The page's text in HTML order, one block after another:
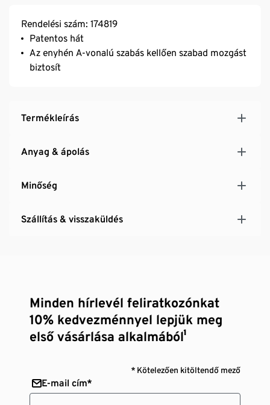
Rendelési szám: 174819
Patentos hát
Az enyhén A-vonalú szabás kellően szabad mozgást
biztosít
Termékleírás
Anyag & ápolás
Minőség
Szállítás & visszaküldés
Minden hírlevél feliratkozónkat
10% kedvezménnyel lepjük meg
első vásárlása alkalmából¹
* Kötelezően kitöltendő mező
E-mail cím*